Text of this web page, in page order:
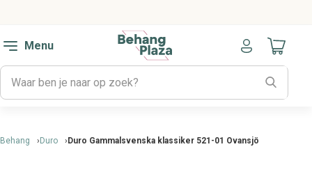
Menu
Naar
Behang Duro Duro Gammalsvenska klassiker 521-01 Ovansjö